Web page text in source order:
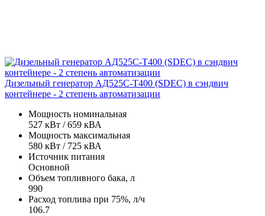
Дизельный генератор АД525С-Т400 (SDEC) в сэндвич
контейнере - 2 степень автоматизации
Мощность номинальная
527 кВт / 659 кВА
Мощность максимальная
580 кВт / 725 кВА
Источник питания
Основной
Объем топливного бака, л
990
Расход топлива при 75%, л/ч
106.7